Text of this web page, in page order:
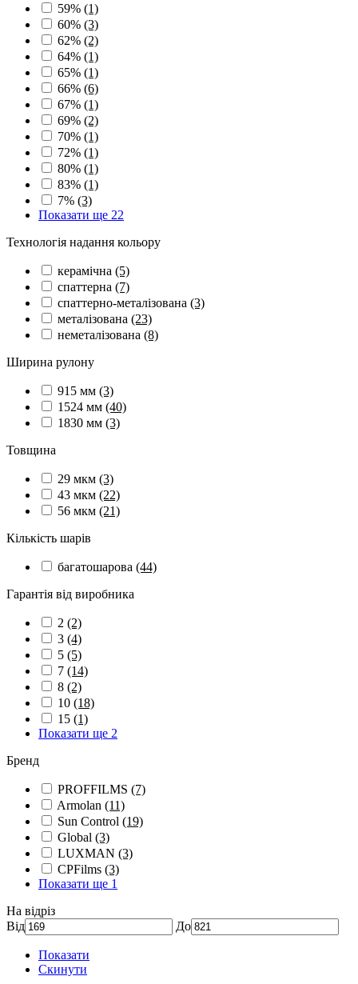
59% (1)
60% (3)
62% (2)
64% (1)
65% (1)
66% (6)
67% (1)
69% (2)
70% (1)
72% (1)
80% (1)
83% (1)
7% (3)
Показати ще 22
Технологія надання кольору
керамічна (5)
спаттерна (7)
спаттерно-металізована (3)
металізована (23)
неметалізована (8)
Ширина рулону
915 мм (3)
1524 мм (40)
1830 мм (3)
Товщина
29 мкм (3)
43 мкм (22)
56 мкм (21)
Кількість шарів
багатошарова (44)
Гарантія від виробника
2 (2)
3 (4)
5 (5)
7 (14)
8 (2)
10 (18)
15 (1)
Показати ще 2
Бренд
PROFFILMS (7)
Armolan (11)
Sun Control (19)
Global (3)
LUXMAN (3)
CPFilms (3)
Показати ще 1
На відріз
Від
До
Показати
Скинути